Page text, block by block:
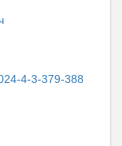
4-3-379-388